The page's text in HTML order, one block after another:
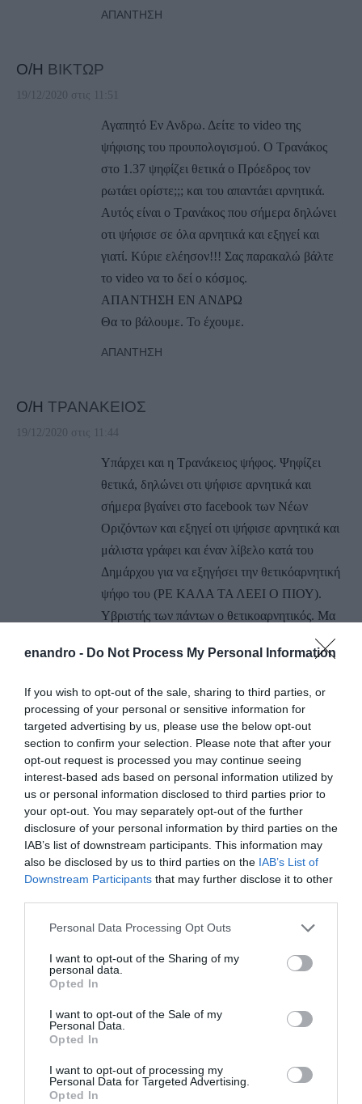
enandro - Do Not Process My Personal Information
If you wish to opt-out of the sale, sharing to third parties, or
processing of your personal or sensitive information for
targeted advertising by us, please use the below opt-out
section to confirm your selection. Please note that after your
opt-out request is processed you may continue seeing
interest-based ads based on personal information utilized by
us or personal information disclosed to third parties prior to
your opt-out. You may separately opt-out of the further
disclosure of your personal information by third parties on the
IAB’s list of downstream participants. This information may
also be disclosed by us to third parties on the IAB’s List of
Downstream Participants that may further disclose it to other
Please note that this website/app uses one or more Google
not limited to your visit or usage behaviour. You may click to
grant or deny consent to Google and its third-party tags to
use your data for below specified purposes in below Google
consent section.
Personal Data Processing Opt Outs
I want to opt-out of the Sharing of my
personal data.
Opted In
I want to opt-out of the Sale of my
Personal Data.
Opted In
I want to opt-out of processing my
Personal Data for Targeted Advertising.
Opted In
ΑΠΆΝΤΗΣΗ
Ο/Η ΒΙΚΤΩΡ
19/12/2020 στις 11:51
Αγαπητό Εν Ανδρω. Δείτε το video της
ψήφισης του προυπολογισμού. Ο Τρανάκος
στο 1.37 ψηφίζει θετικά ο Πρόεδρος τον
ρωτάει ορίστε;;; και του απαντάει αρνητικά.
Αυτός είναι ο Τρανάκος που σήμερα δηλώνει
οτι ψήφισε σε όλα αρνητικά και εξηγεί και
γιατί. Κύριε ελέησον!!! Σας παρακαλώ βάλτε
το video να το δεί ο κόσμος.
ΑΠΑΝΤΗΣΗ ΕΝ ΑΝΔΡΩ
Θα το βάλουμε. Το έχουμε.
ΑΠΆΝΤΗΣΗ
Ο/Η ΤΡΑΝΑΚΕΙΟΣ
19/12/2020 στις 11:44
Υπάρχει και η Τρανάκειος ψήφος. Ψηφίζει
θετικά, δηλώνει οτι ψήφισε αρνητικά και
σήμερα βγαίνει στο facebook των Νέων
Οριζόντων και εξηγεί οτι ψήφισε αρνητικά και
μάλιστα γράφει και έναν λίβελο κατά του
Δημάρχου για να εξηγήσει την θετικόαρνητική
ψήφο του (ΡΕ ΚΑΛΑ ΤΑ ΛΕΕΙ Ο ΠΙΟΥ).
Υβριστής των πάντων ο θετικοαρνητικός. Μα
καλά υπάρχουν Ανδριώτες που ψηφίζουν αυτόν
τον Τρανό τύπο;;;;
ΑΠΆΝΤΗΣΗ
Ο/ΗSineti
19/12/2020 στις 10:21
Δολοφονία χαραχτηρων…
Αν μπορείς ανεβασετο…
Το δικό μου σχόλιο όμως δεν το ανεβάζετε για
να μην μάθει ο κόσμος την αληθεια
ΑΠΑΝΤΗΣΗ ΕΝ ΑΝΔΡΩ
Γράφετε για οικονομικές συναλλαγές και
Μόνο δικές σας εικασίες και αυθαίρετα
ΕΠΩΝΥΜΑ. Η αλήθεια μόνο επώνυμη
και στα πολιτικά.